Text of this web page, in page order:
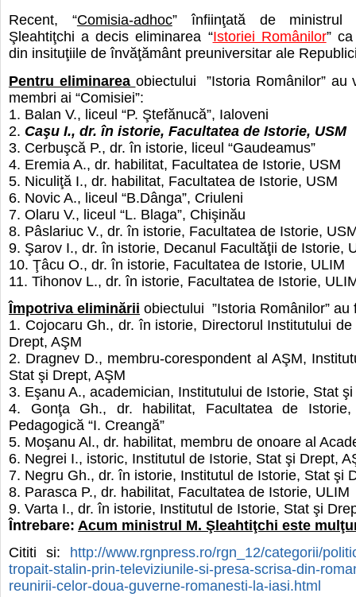
Recent, “Comisia-adhoc” înfiinţată de ministrul
Şleahtiţchi a decis eliminarea “Istoriei Românilor”
din insituţiile de învăţământ preuniversitar ale
Pentru eliminarea obiectului ”Istoria Românilor” au
membri ai “Comisiei”:
1. Balan V., liceul “P. Ştefănucă”, Ialoveni
2. Caşu I., dr. în istorie, Facultatea de Istorie, USM
3. Cerbuşcă P., dr. în istorie, liceul “Gaudeamus”
4. Eremia A., dr. habilitat, Facultatea de Istorie, USM
5. Niculiţă I., dr. habilitat, Facultatea de Istorie, USM
6. Novic A., liceul “B.Dânga”, Criuleni
7. Olaru V., liceul “L. Blaga”, Chişinău
8. Pâslariuc V., dr. în istorie, Facultatea de Istorie,
9. Şarov I., dr. în istorie, Decanul Facultăţii de Istorie,
10. Ţâcu O., dr. în istorie, Facultatea de Istorie, ULIM
11. Tihonov L., dr. în istorie, Facultatea de Istorie,
Împotriva eliminării obiectului ”Istoria Românilor” au
1. Cojocaru Gh., dr. în istorie, Directorul Institutului
Drept, AŞM
2. Dragnev D., membru-corespondent al AŞM,
Stat şi Drept, AŞM
3. Eşanu A., academician, Institutului de Istorie, Stat
4. Gonţa Gh., dr. habilitat, Facultatea de Istorie,
Pedagogică “I. Creangă”
5. Moşanu Al., dr. habilitat, membru de onoare al
6. Negrei I., istoric, Institutul de Istorie, Stat şi Drept,
7. Negru Gh., dr. în istorie, Institutul de Istorie, Stat şi
8. Parasca P., dr. habilitat, Facultatea de Istorie, ULIM
9. Varta I., dr. în istorie, Institutul de Istorie, Stat şi
Întrebare: Acum ministrul M. Şleahtiţchi este
Cititi si: http://www.rgnpress.ro/rgn_12/categorii/
tropait-stalin-prin-televiziunile-si-presa-scrisa-din-
reunirii-celor-doua-guverne-romanesti-la-iasi.html